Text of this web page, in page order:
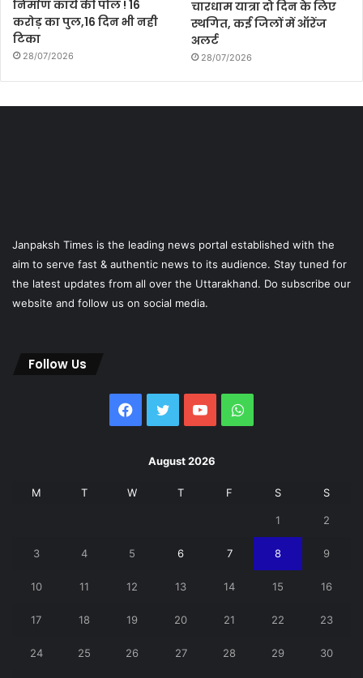
निर्माण कार्य की पोल ! 16
करोड़ का पुल,16 दिन भी नही
टिका
28/07/2026
चारधाम यात्रा दो दिन के लिए
स्थगित, कई जिलों में ऑरेंज
अलर्ट
28/07/2026
Janpaksh Times is the leading news portal established with the
aim to serve fast & authentic news to its audience. Stay tuned for
the latest updates from all over the Uttarakhand. Do subscribe our
website and follow us on social media.
Follow Us
Facebook
Twitter YouTubeWhatsApp
August 2026
M T W T F S S
1 2
3 4 5 6 7 8 9
10 11 12 13 14 15 16
17 18 19 20 21 22 23
24 25 26 27 28 29 30